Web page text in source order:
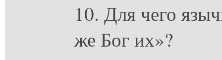
10. Для чего
же Бог их»?